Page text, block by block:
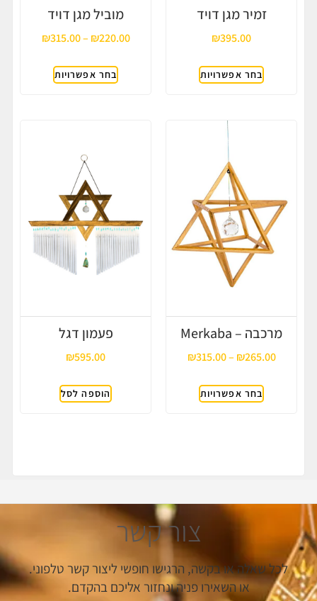
זמיר מגן דויד
₪395.00
בחר אפשרויות
מוביל מגן דויד
₪220.00
–
₪315.00
בחר אפשרויות
מרכבה – Merkaba
₪265.00
–
₪315.00
בחר אפשרויות
פעמון דגל
₪595.00
הוספה לסל
צור קשר
לכל שאלה או בקשה, הרגישו חופשי ליצור קשר טלפוני.
או השאירו פניה ונחזור אליכם בהקדם.